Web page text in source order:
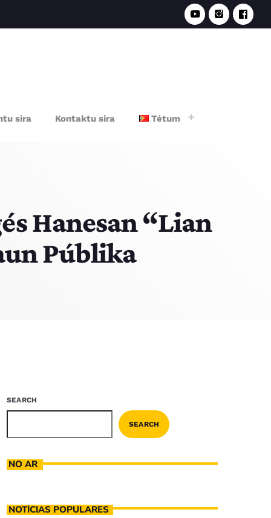
sira Kontaktu sira Tétum
Hanesan “Lian
Públika
SEARCH
SEARCH
NO AR
NOTÍCIAS POPULARES